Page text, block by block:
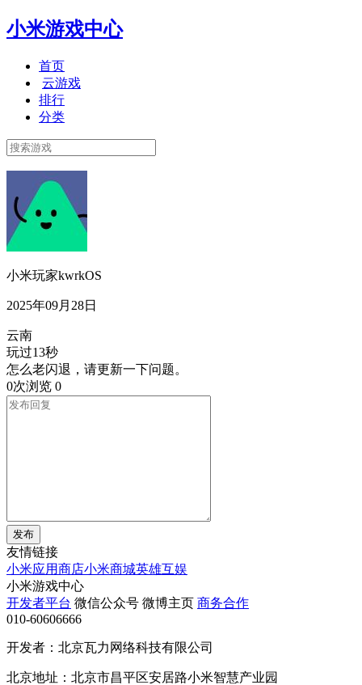
小米游戏中心
首页
云游戏
排行
分类
小米玩家kwrkOS
2025年09月28日
云南
玩过13秒
怎么老闪退，请更新一下问题。
0次浏览 0
发布
友情链接
小米应用商店小米商城英雄互娱
小米游戏中心
开发者平台 微信公众号 微博主页 商务合作
010-60606666
开发者：北京瓦力网络科技有限公司
北京地址：北京市昌平区安居路小米智慧产业园